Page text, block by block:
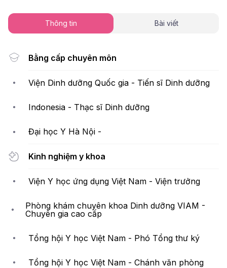
Thông tin Bài viết
Bằng cấp chuyên môn
Viện Dinh dưỡng Quốc gia - Tiến sĩ Dinh dưỡng
Indonesia - Thạc sĩ Dinh dưỡng
Đại học Y Hà Nội -
Kinh nghiệm y khoa
Viện Y học ứng dụng Việt Nam - Viện trưởng
Phòng khám chuyên khoa Dinh dưỡng VIAM -
Chuyên gia cao cấp
Tổng hội Y học Việt Nam - Phó Tổng thư ký
Tổng hội Y học Việt Nam - Chánh văn phòng